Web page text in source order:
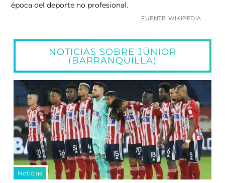
época del deporte no profesional.
FUENTE: WIKIPEDIA
NOTICIAS SOBRE JÚNIOR
(BARRANQUILLA)
Noticias